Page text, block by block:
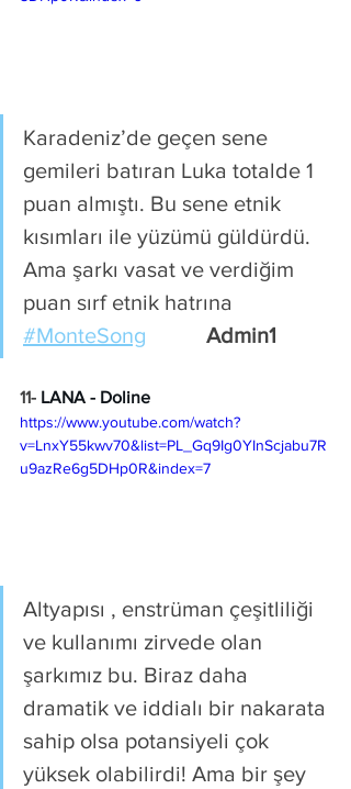
Karadeniz’de geçen sene
gemileri batıran Luka totalde 1
puan almıştı. Bu sene etnik
kısımları ile yüzümü güldürdü.
Ama şarkı vasat ve verdiğim
puan sırf etnik hatrına
#MonteSong
Admin1
11- LANA - Doline
https://www.youtube.com/watch?
v=LnxY55kwv70&list=PL_Gq9Ig0YInScjabu7R
u9azRe6g5DHp0R&index=7
Altyapısı , enstrüman çeşitliliği
ve kullanımı zirvede olan
şarkımız bu. Biraz daha
dramatik ve iddialı bir nakarata
sahip olsa potansiyeli çok
yüksek olabilirdi! Ama bir şey